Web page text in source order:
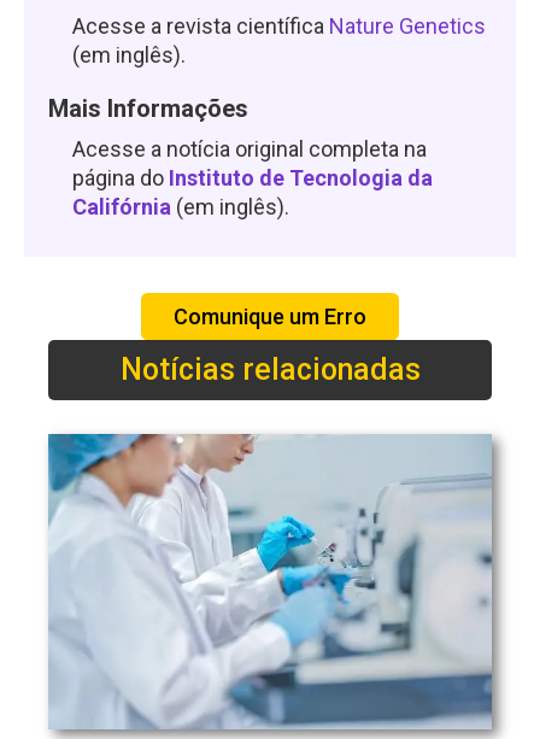
Acesse a revista científica Nature Genetics
(em inglês).
Mais Informações
Acesse a notícia original completa na
página do Instituto de Tecnologia da
Califórnia (em inglês).
Comunique um Erro
Notícias relacionadas